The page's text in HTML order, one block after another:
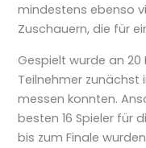
mindestens ebenso
Zuschauern, die für
Gespielt wurde an
Teilnehmer zunächst
messen konnten.
besten 16 Spieler für
bis zum Finale